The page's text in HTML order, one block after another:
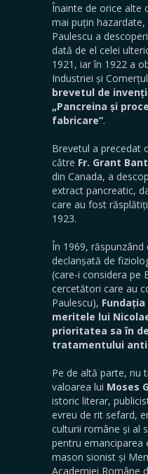
Înainte de orice alte
mai puțin
Paulescu a
dată de el celei
1921, iar în 1922 a
Industriei și
brevetul de
„Pancreina și
fabricare”.
Brevetul a precedat
către Fr. Grant
din Canada, a
extract pancreatic,
care au fost
1923.
În 1969,
declanșată de
(care-i considera pe
cercetători care au
Paulescu),
meritele lui
prioritatea sa în
tratamentului
Pe de altă parte, nu
valoarea lui Moses
istoric literar,
evreu de rit sefard,
culturii române și al
pentru emanciparea
mason sionist și
Academiei Române